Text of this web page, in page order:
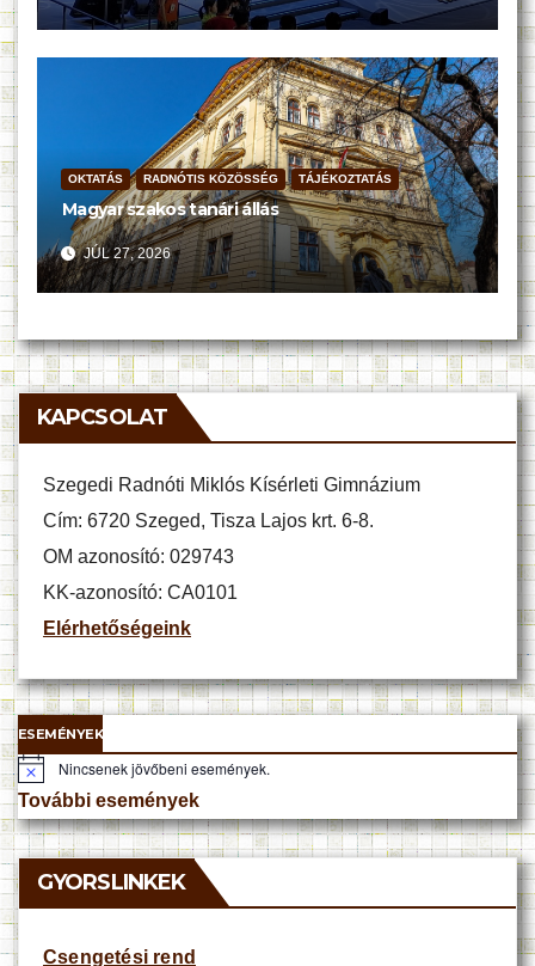
OKTATÁS RADNÓTIS KÖZÖSSÉG TÁJÉKOZTATÁS
Magyar szakos tanári állás
JÚL 27, 2026
KAPCSOLAT
Szegedi Radnóti Miklós Kísérleti Gimnázium
Cím: 6720 Szeged, Tisza Lajos krt. 6-8.
OM azonosító: 029743
KK-azonosító: CA0101
Elérhetőségeink
ESEMÉNYEK
N
o
i
c
e
Nincsenek jövőbeni események.
További események
GYORSLINKEK
Csengetési rend